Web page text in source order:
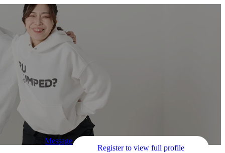
Message
Register to view full profile